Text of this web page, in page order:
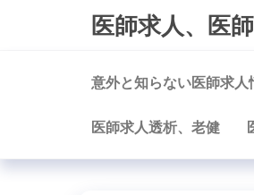
ス
医師求人、医
意外と知らない医師求人
医師求人透析、老健